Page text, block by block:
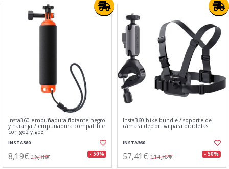
Insta360 empuñadura flotante negro
y naranja / empuñadura compatible
con go2 y go3
INSTA360
8,19€ 16,38€ - 50%
Insta360 bike bundle / soporte de
cámara deportiva para bicicletas
INSTA360
57,41€ 114,82€ - 50%